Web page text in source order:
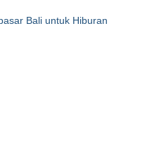
Bali untuk Hiburan